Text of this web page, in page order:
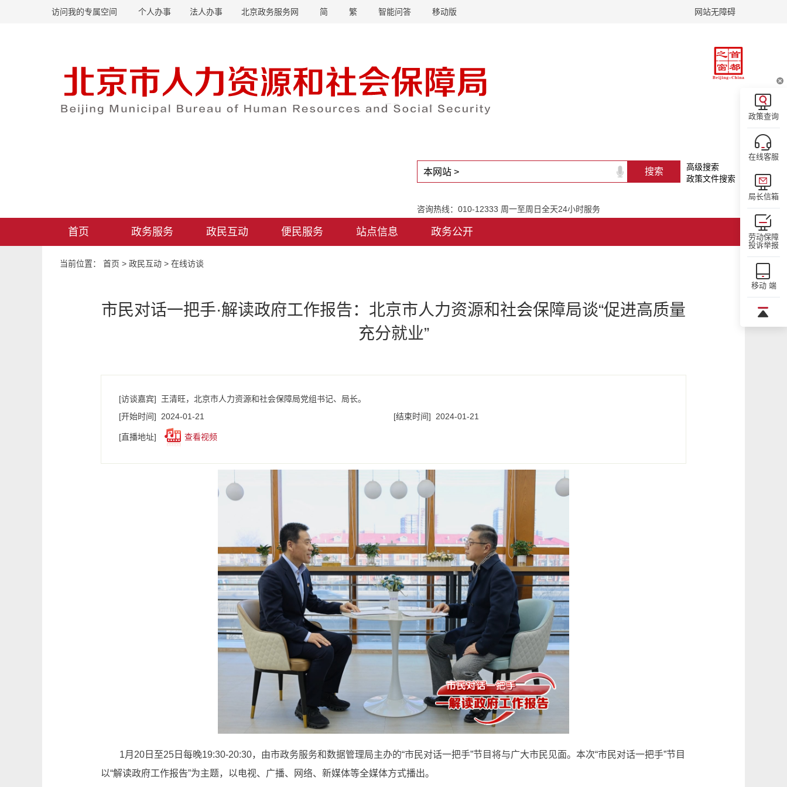
访问我的专属空间 个人办事 法人办事 北京政务服务网 简 繁 智能问答 移动版 网站无障碍
高级搜索
政策文件搜索
咨询热线：010-12333 周一至周日全天24小时服务
首页 政务服务 政民互动 便民服务 站点信息 政务公开
当前位置： 首页 > 政民互动 > 在线访谈
市民对话一把手·解读政府工作报告：北京市人力资源和社会保障局谈“促进高质量
充分就业”
[访谈嘉宾]
王清旺，北京市人力资源和社会保障局党组书记、局长。
[开始时间] 2024-01-21 [结束时间] 2024-01-21
[直播地址] 查看视频
1月20日至25日每晚19:30-20:30，由市政务服务和数据管理局主办的“市民对话一把手”节目将与广大市民见面。本次“市民对话一把手”节目
以“解读政府工作报告”为主题，以电视、广播、网络、新媒体等全媒体方式播出。
政策查询
在线客服
局长信箱
劳动保障
投诉举报
移动 端